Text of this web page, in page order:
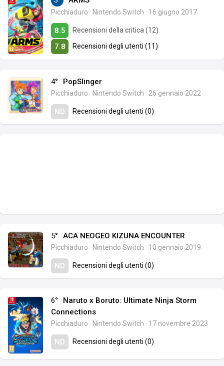
Picchiaduro · Nintendo Switch · 16 giugno 2017
8.5 Recensioni della critica (12)
7.8 Recensioni degli utenti (11)
4° PopSlinger
Picchiaduro · Nintendo Switch · 26 gennaio 2022
ND Recensioni degli utenti (0)
5° ACA NEOGEO KIZUNA ENCOUNTER
Picchiaduro · Nintendo Switch · 10 gennaio 2019
ND Recensioni degli utenti (0)
6°
Naruto x Boruto: Ultimate Ninja Storm
Connections
Picchiaduro · Nintendo Switch · 17 novembre 2023
ND Recensioni degli utenti (0)